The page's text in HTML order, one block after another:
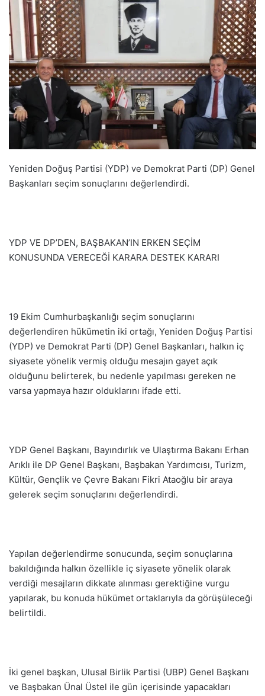
Yeniden Doğuş Partisi (YDP) ve Demokrat Parti (DP) Genel
Başkanları seçim sonuçlarını değerlendirdi.
YDP VE DP’DEN, BAŞBAKAN’IN ERKEN SEÇİM
KONUSUNDA VERECEĞİ KARARA DESTEK KARARI
19 Ekim Cumhurbaşkanlığı seçim sonuçlarını
değerlendiren hükümetin iki ortağı, Yeniden Doğuş Partisi
(YDP) ve Demokrat Parti (DP) Genel Başkanları, halkın iç
siyasete yönelik vermiş olduğu mesajın gayet açık
olduğunu belirterek, bu nedenle yapılması gereken ne
varsa yapmaya hazır olduklarını ifade etti.
YDP Genel Başkanı, Bayındırlık ve Ulaştırma Bakanı Erhan
Arıklı ile DP Genel Başkanı, Başbakan Yardımcısı, Turizm,
Kültür, Gençlik ve Çevre Bakanı Fikri Ataoğlu bir araya
gelerek seçim sonuçlarını değerlendirdi.
Yapılan değerlendirme sonucunda, seçim sonuçlarına
bakıldığında halkın özellikle iç siyasete yönelik olarak
verdiği mesajların dikkate alınması gerektiğine vurgu
yapılarak, bu konuda hükümet ortaklarıyla da görüşüleceği
belirtildi.
İki genel başkan, Ulusal Birlik Partisi (UBP) Genel Başkanı
ve Başbakan Ünal Üstel ile gün içerisinde yapacakları